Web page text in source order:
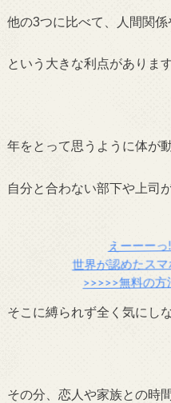
他の3つに比べて、人間関
という大きな利点があります
年をとって思うように体が
自分と合わない部下や上司
えーーーっ
世界が認めたスマ
>>>>>無料の方
そこに縛られず全く気にし
その分、恋人や家族との時